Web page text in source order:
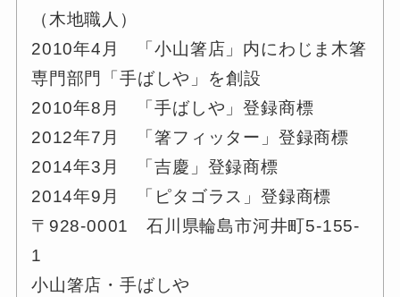
（木地職人）
2010年4月 「小山箸店」内にわじま木箸
専門部門「手ばしや」を創設
2010年8月 「手ばしや」登録商標
2012年7月 「箸フィッター」登録商標
2014年3月 「吉慶」登録商標
2014年9月 「ピタゴラス」登録商標
〒928-0001 石川県輪島市河井町5-155-
1
小山箸店・手ばしや